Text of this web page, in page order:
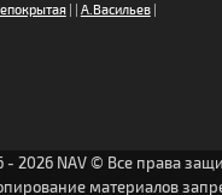
| | А.Васильев|
- 2026 NAV © Все права
материалов